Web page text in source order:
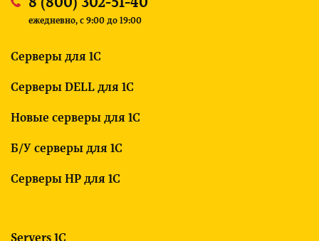
Серверы для 1С
Серверы DELL для 1С
Новые серверы для 1С
Б/У серверы для 1С
Серверы HP для 1С
Servers 1C
ежедневно, c 9:00 до 19:00